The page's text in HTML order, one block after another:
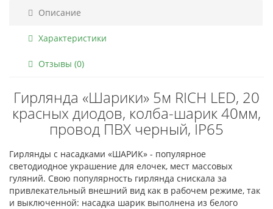
Описание
Характеристики
Отзывы (0)
Гирлянда «Шарики» 5м RICH LED, 20
красных диодов, колба-шарик 40мм,
провод ПВХ черный, IP65
Гирлянды с насадками «ШАРИК» - популярное
светодиодное украшение для елочек, мест массовых
гуляний. Свою популярность гирлянда снискала за
привлекательный внешний вид как в рабочем режиме, так
и выключенной: насадка шарик выполнена из белого